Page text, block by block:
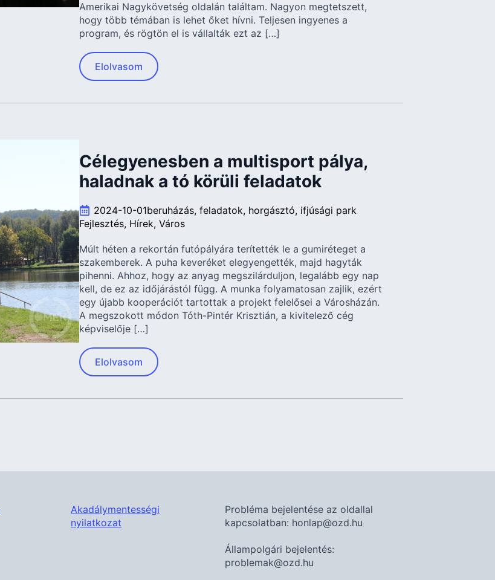
Amerikai Nagykövetség oldalán találtam. Nagyon megtetszett,
hogy több témában is lehet őket hívni. Teljesen ingyenes a
program, és rögtön el is vállalták ezt az […]
Elolvasom
Célegyenesben a multisport pálya,
haladnak a tó körüli feladatok
2024-10-01beruházás feladatok horgásztó ifjúsági park
Fejlesztés Hírek Város
Múlt héten a rekortán futópályára terítették le a gumiréteget a
szakemberek. A puha keveréket elegyengették, majd hagyták
pihenni. Ahhoz, hogy az anyag megszilárduljon, legalább egy nap
kell, de ez az időjárástól függ. A munka folyamatosan zajlik, ezért
egy újabb kooperációt tartottak a projekt felelősei a Városházán.
A megszokott módon Tóth-Pintér Krisztián, a kivitelező cég
képviselője […]
Elolvasom
Akadálymentességi
nyilatkozat
Probléma bejelentése az oldallal
kapcsolatban: honlap@ozd.hu
Állampolgári bejelentés:
problemak@ozd.hu